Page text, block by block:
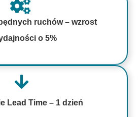
ruchów – wzrost
o 5%
Lead Time – 1 dzień